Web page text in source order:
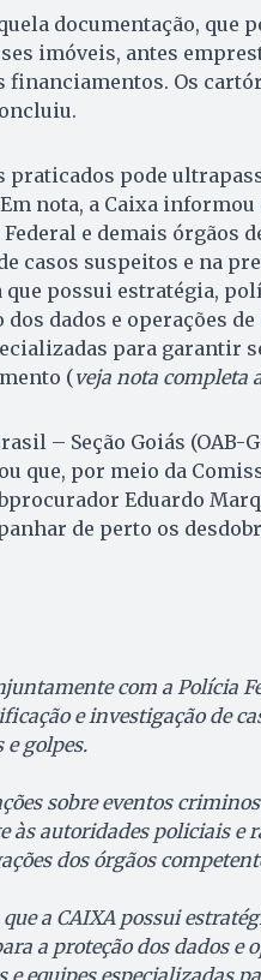
documentação, que
imóveis, antes
financiamentos. Os
praticados pode
nota, a Caixa informou
e demais órgãos
casos suspeitos e na
que possui estratégia,
dados e operações
para garantir
(veja nota completa
– Seção Goiás (OAB-
que, por meio da
Eduardo
de perto os
com a Polícia
e investigação de
e golpes.
sobre eventos
às autoridades policiais e
dos órgãos
a CAIXA possui
a proteção dos dados e
e equipes especializadas